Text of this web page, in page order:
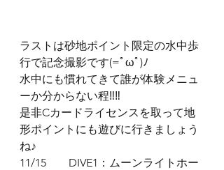
ラストは砂地ポイント限定の水中歩
行で記念撮影です(=ﾟωﾟ)ﾉ
水中にも慣れてきて誰が体験メニュ
ーか分からない程‼‼
是非Cカードライセンスを取って地
形ポイントにも遊びに行きましょう
ね♪
11/15　　DIVE1：ムーンライトホー